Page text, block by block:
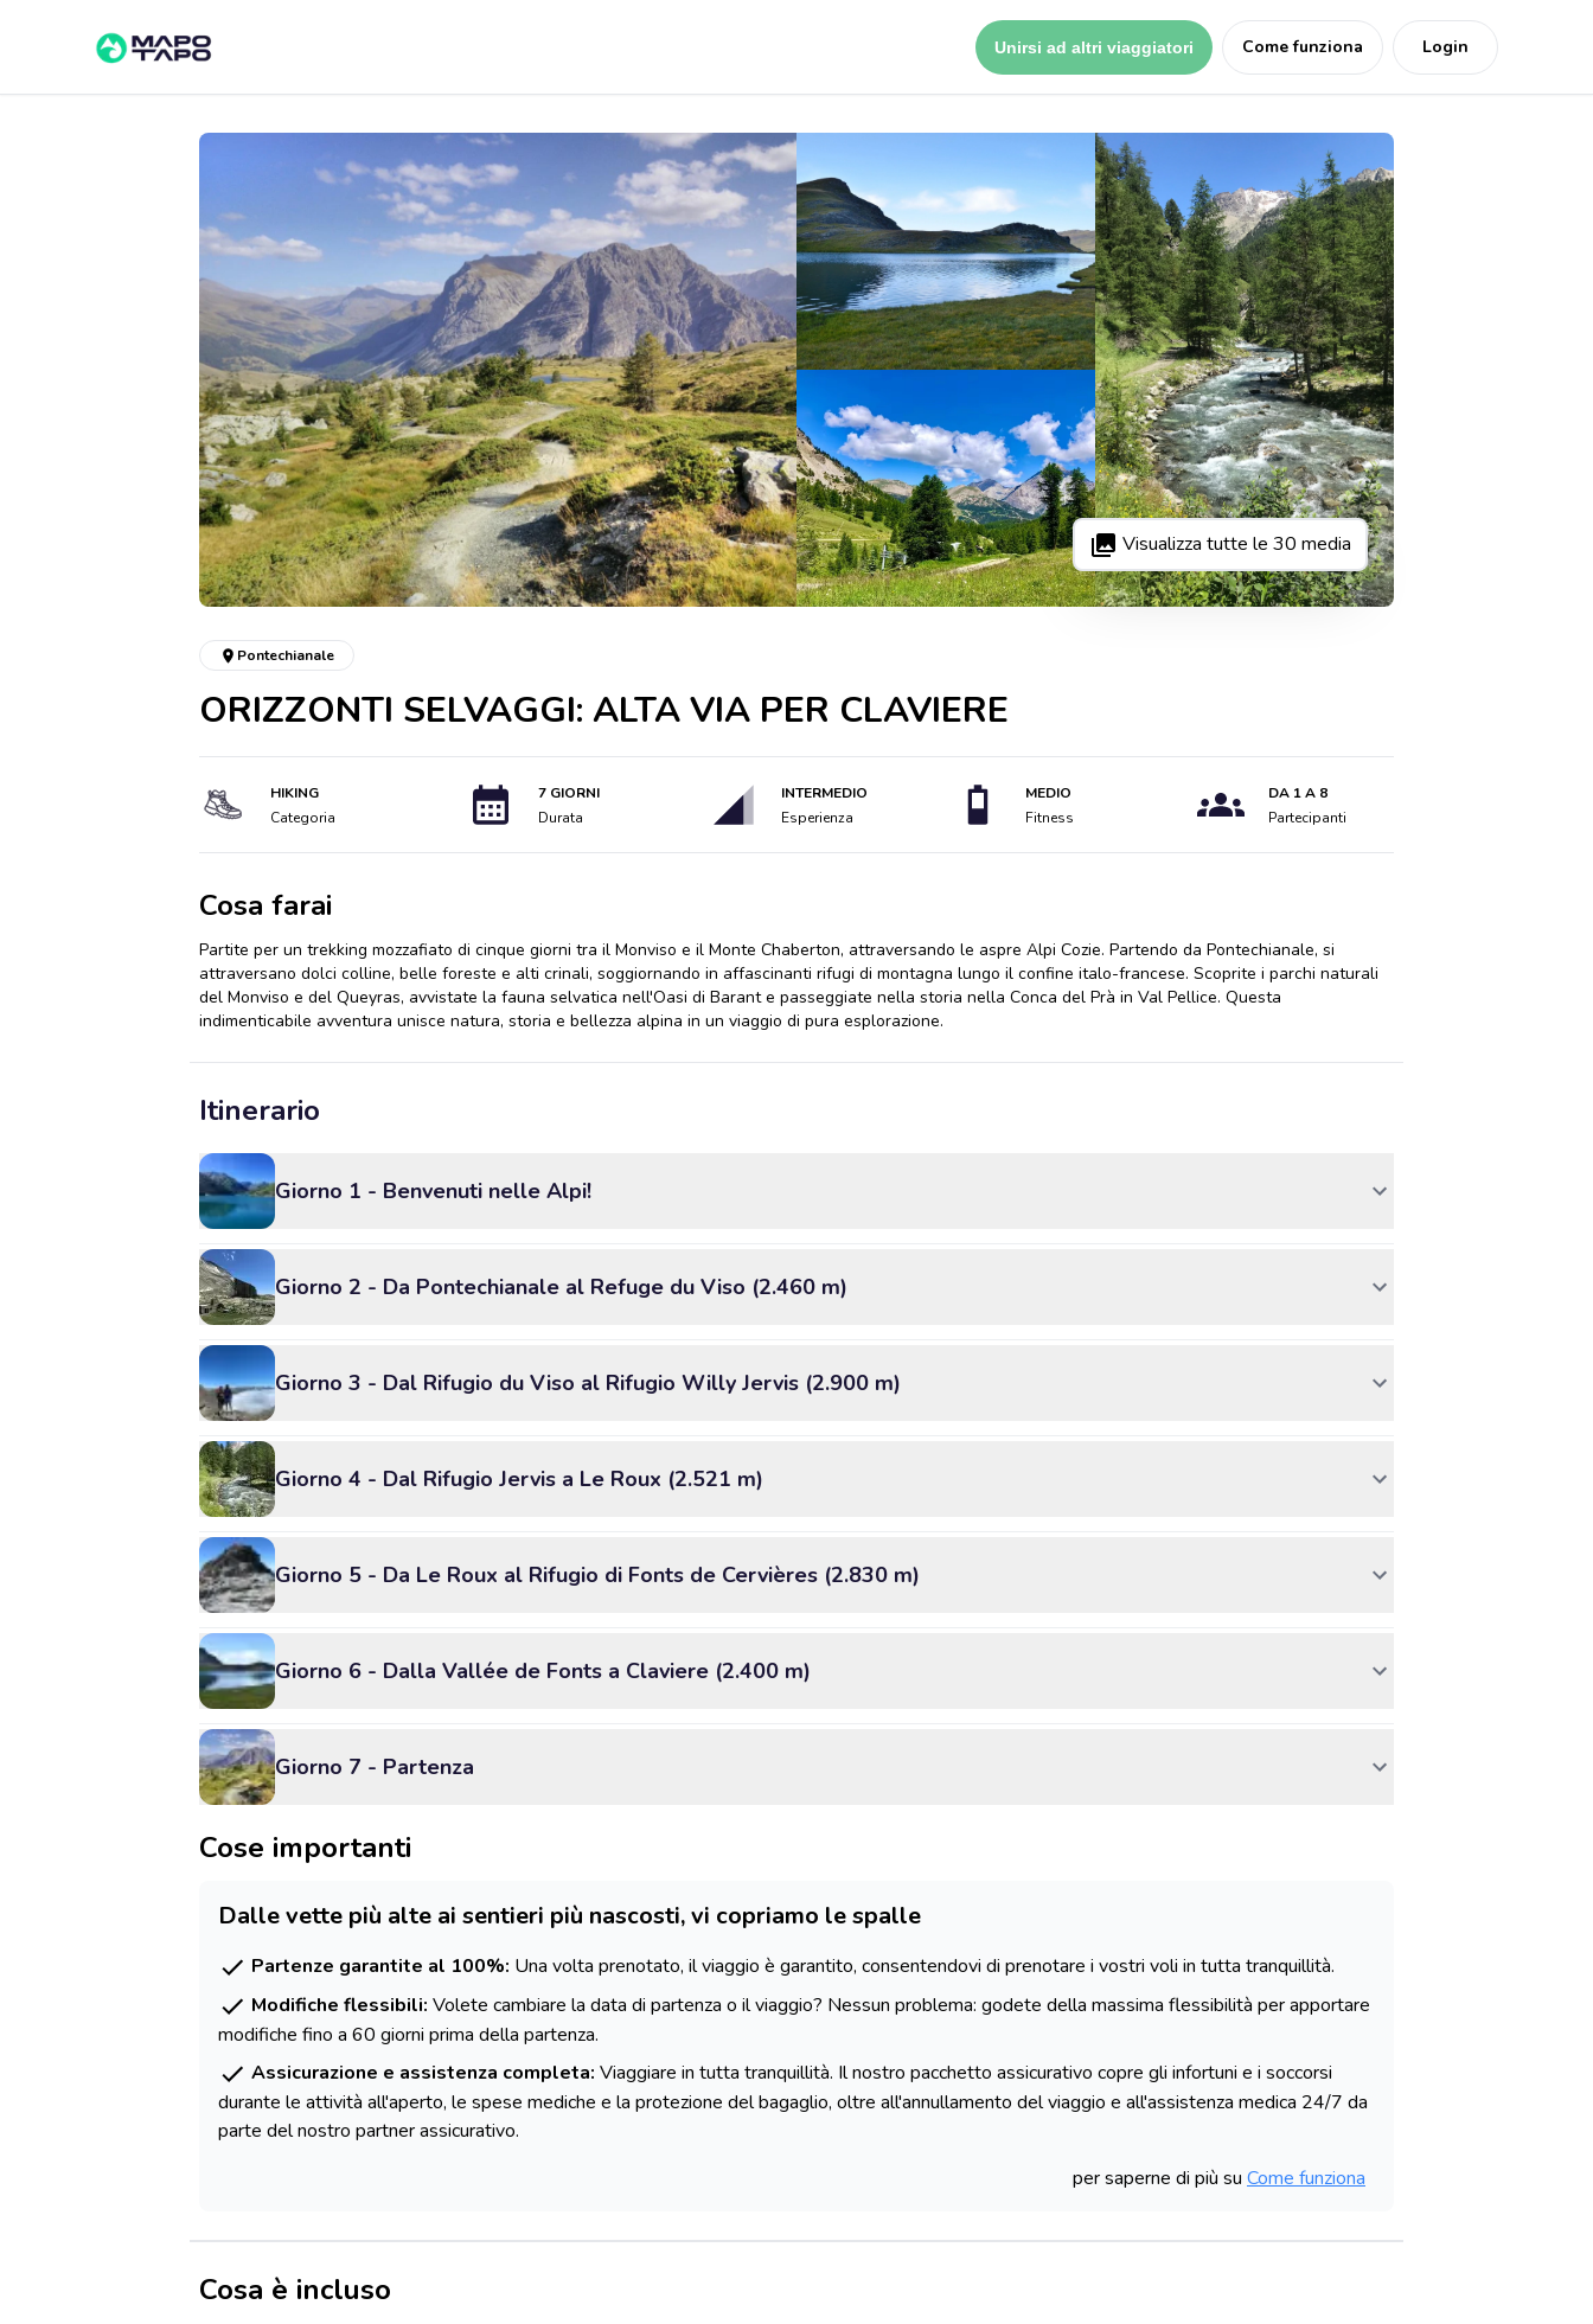
Unirsi ad altri viaggiatori Come funziona Login
Visualizza tutte le 30 media
Pontechianale
ORIZZONTI SELVAGGI: ALTA VIA PER CLAVIERE
HIKING
Categoria
7 GIORNI
Durata
INTERMEDIO
Esperienza
MEDIO
Fitness
DA 1 A 8
Partecipanti
Cosa farai
Partite per un trekking mozzafiato di cinque giorni tra il Monviso e il Monte Chaberton, attraversando le aspre Alpi Cozie. Partendo da Pontechianale, si
attraversano dolci colline, belle foreste e alti crinali, soggiornando in affascinanti rifugi di montagna lungo il confine italo-francese. Scoprite i parchi naturali
del Monviso e del Queyras, avvistate la fauna selvatica nell'Oasi di Barant e passeggiate nella storia nella Conca del Prà in Val Pellice. Questa
indimenticabile avventura unisce natura, storia e bellezza alpina in un viaggio di pura esplorazione.
Itinerario
Giorno 1 - Benvenuti nelle Alpi!
Giorno 2 - Da Pontechianale al Refuge du Viso (2.460 m)
Giorno 3 - Dal Rifugio du Viso al Rifugio Willy Jervis (2.900 m)
Giorno 4 - Dal Rifugio Jervis a Le Roux (2.521 m)
Giorno 5 - Da Le Roux al Rifugio di Fonts de Cervières (2.830 m)
Giorno 6 - Dalla Vallée de Fonts a Claviere (2.400 m)
Giorno 7 - Partenza
Cose importanti
Dalle vette più alte ai sentieri più nascosti, vi copriamo le spalle
Partenze garantite al 100%: Una volta prenotato, il viaggio è garantito, consentendovi di prenotare i vostri voli in tutta tranquillità.
Modifiche flessibili: Volete cambiare la data di partenza o il viaggio? Nessun problema: godete della massima flessibilità per apportare
modifiche fino a 60 giorni prima della partenza.
Assicurazione e assistenza completa: Viaggiare in tutta tranquillità. Il nostro pacchetto assicurativo copre gli infortuni e i soccorsi
durante le attività all'aperto, le spese mediche e la protezione del bagaglio, oltre all'annullamento del viaggio e all'assistenza medica 24/7 da
parte del nostro partner assicurativo.
per saperne di più su Come funziona
Cosa è incluso